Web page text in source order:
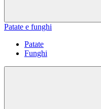
Patate e funghi
Patate
Funghi